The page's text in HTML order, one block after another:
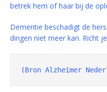
betrek hem of haar bij de
Dementie beschadigt de
dingen niet meer kan. Richt
(Bron Alzheimer